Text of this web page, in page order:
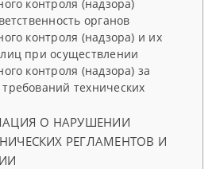
контроля (надзора)
органов
контроля (надзора) и их
при осуществлении
контроля (надзора) за
технических
О НАРУШЕНИИ
РЕГЛАМЕНТОВ И